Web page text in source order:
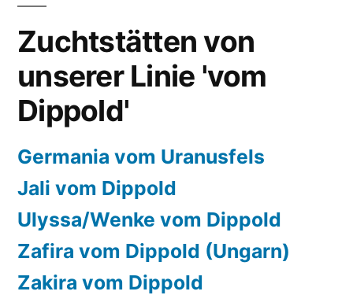
Zuchtstätten von
unserer Linie 'vom
Dippold'
Germania vom Uranusfels
Jali vom Dippold
Ulyssa/Wenke vom Dippold
Zafira vom Dippold (Ungarn)
Zakira vom Dippold